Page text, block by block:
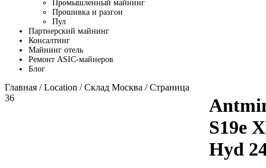
Промышленный майнинг
Прошивка и разгон
Пул
Партнерский майнинг
Консалтинг
Майнинг отель
Ремонт ASIC-майнеров
Блог
Главная / Location /Склад Москва / Страница
36
S19e
Hyd